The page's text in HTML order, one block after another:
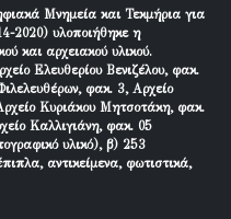
Μνημεία και Τεκμήρια για
2020) υλοποιήθηκε η
και αρχειακού υλικού.
Ελευθερίου Βενιζέλου, φακ.
φακ. 3, Αρχείο
Κυριάκου Μητσοτάκη, φακ.
Καλλιγιάνη, φακ. 05
υλικό), β) 253
αντικείμενα, φωτιστικά,